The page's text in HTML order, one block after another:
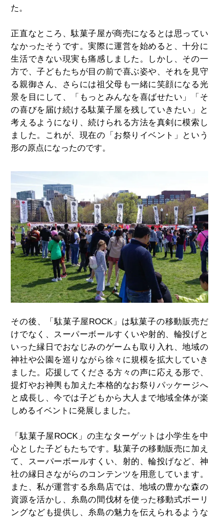
た。
正直なところ、駄菓子屋が商売になるとは思ってい
なかったそうです。実際に運営を始めると、十分に
生活できない現実も痛感しました。しかし、その一
方で、子どもたちが目の前で喜ぶ姿や、それを見守
る親御さん、さらには祖父母も一緒に笑顔になる光
景を目にして、「もっとみんなを喜ばせたい」「そ
の喜びを届け続ける駄菓子屋を残していきたい」と
考えるようになり、続けられる方法を真剣に模索し
ました。これが、現在の「お祭りイベント」という
形の原点になったのです。
その後、「駄菓子屋ROCK」は駄菓子の移動販売だ
けでなく、スーパーボールすくいや射的、輪投げと
いった縁日でおなじみのゲームも取り入れ、地域の
神社や公園を巡りながら徐々に規模を拡大していき
ました。応援してくださる方々の声に応える形で、
提灯やお神輿も加えた本格的なお祭りパッケージへ
と成長し、今では子どもから大人まで地域全体が楽
しめるイベントに発展しました。
「駄菓子屋ROCK」の主なターゲットは小学生を中
心とした子どもたちです。駄菓子の移動販売に加え
て、スーパーボールすくい、射的、輪投げなど、神
社の縁日さながらのコンテンツを用意しています。
また、私が運営する糸島店では、地域の豊かな森の
資源を活かし、糸島の間伐材を使った移動式ボーリ
ングなども提供し、糸島の魅力を伝えられるような